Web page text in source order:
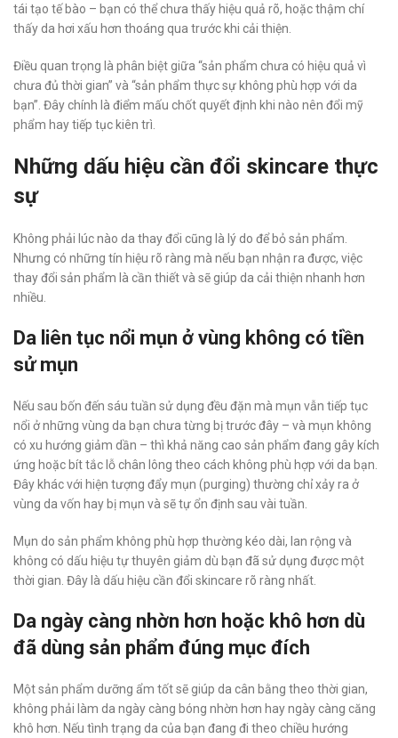
tái tạo tế bào – bạn có thể chưa thấy hiệu quả rõ, hoặc thậm chí
thấy da hơi xấu hơn thoáng qua trước khi cải thiện.
Điều quan trọng là phân biệt giữa “sản phẩm chưa có hiệu quả vì
chưa đủ thời gian” và “sản phẩm thực sự không phù hợp với da
bạn”. Đây chính là điểm mấu chốt quyết định khi nào nên đổi mỹ
phẩm hay tiếp tục kiên trì.
Những dấu hiệu cần đổi skincare thực
sự
Không phải lúc nào da thay đổi cũng là lý do để bỏ sản phẩm.
Nhưng có những tín hiệu rõ ràng mà nếu bạn nhận ra được, việc
thay đổi sản phẩm là cần thiết và sẽ giúp da cải thiện nhanh hơn
nhiều.
Da liên tục nổi mụn ở vùng không có tiền
sử mụn
Nếu sau bốn đến sáu tuần sử dụng đều đặn mà mụn vẫn tiếp tục
nổi ở những vùng da bạn chưa từng bị trước đây – và mụn không
có xu hướng giảm dần – thì khả năng cao sản phẩm đang gây kích
ứng hoặc bít tắc lỗ chân lông theo cách không phù hợp với da bạn.
Đây khác với hiện tượng đẩy mụn (purging) thường chỉ xảy ra ở
vùng da vốn hay bị mụn và sẽ tự ổn định sau vài tuần.
Mụn do sản phẩm không phù hợp thường kéo dài, lan rộng và
không có dấu hiệu tự thuyên giảm dù bạn đã sử dụng được một
thời gian. Đây là dấu hiệu cần đổi skincare rõ ràng nhất.
Da ngày càng nhờn hơn hoặc khô hơn dù
đã dùng sản phẩm đúng mục đích
Một sản phẩm dưỡng ẩm tốt sẽ giúp da cân bằng theo thời gian,
không phải làm da ngày càng bóng nhờn hơn hay ngày càng căng
khô hơn. Nếu tình trạng da của bạn đang đi theo chiều hướng